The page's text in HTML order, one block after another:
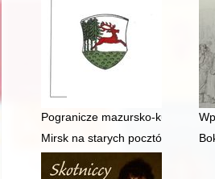
Pogranicze mazursko-
Mirsk na starych pocztówkach i